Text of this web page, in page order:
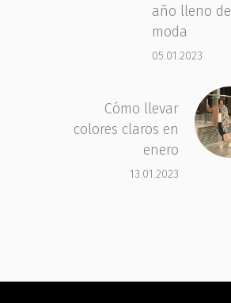
año lleno de
moda
05.01.2023
Cómo llevar
colores claros en
enero
13.01.2023